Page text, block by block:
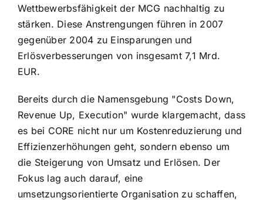
Wettbewerbsfähigkeit der MCG nachhaltig zu
stärken. Diese Anstrengungen führen in 2007
gegenüber 2004 zu Einsparungen und
Erlösverbesserungen von insgesamt 7,1 Mrd.
EUR.
Bereits durch die Namensgebung "Costs Down,
Revenue Up, Execution" wurde klargemacht, dass
es bei CORE nicht nur um Kostenreduzierung und
Effizienzerhöhungen geht, sondern ebenso um
die Steigerung von Umsatz und Erlösen. Der
Fokus lag auch darauf, eine
umsetzungsorientierte Organisation zu schaffen,